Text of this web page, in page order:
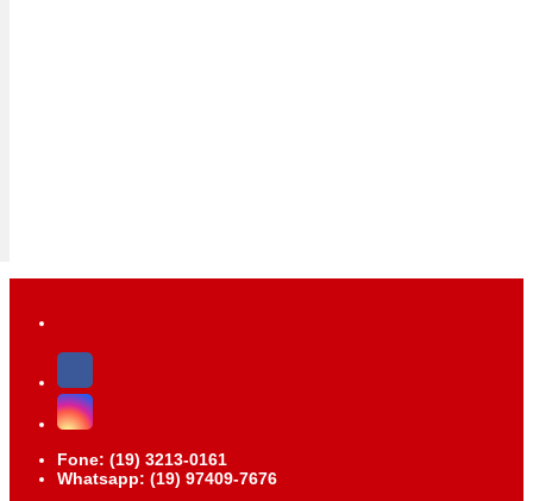
Fone: (19) 3213-0161
Whatsapp: (19) 97409-7676